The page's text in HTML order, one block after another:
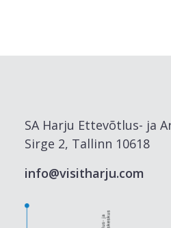
SA Harju Ettevõtlus- ja
Sirge 2, Tallinn 10618
info@visitharju.com